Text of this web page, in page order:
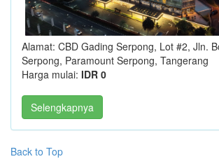
Alamat: CBD Gading Serpong, Lot #2, Jln.
Serpong, Paramount Serpong, Tangerang
Harga mulai: IDR 0
Selengkapnya
Back to Top